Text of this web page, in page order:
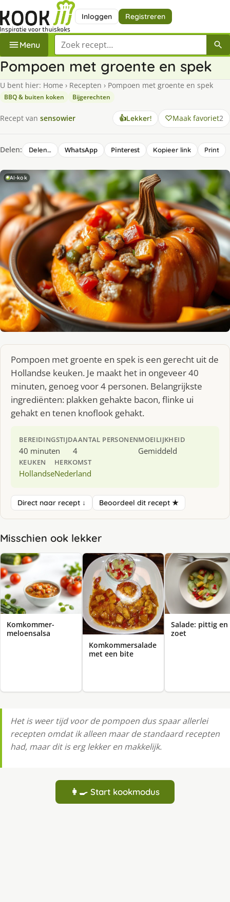
Inloggen Registreren
Menu Zoek een recept
Pompoen met groente en spek
U bent hier: Home › Recepten › Pompoen met groente en spek
BBQ & buiten koken Bijgerechten
Recept van sensowier 👍Lekker! Maak favoriet2
Delen: Delen… WhatsApp Pinterest Kopieer link Print
AI-kok
Pompoen met groente en spek is een gerecht uit de
Hollandse keuken. Je maakt het in ongeveer 40
minuten, genoeg voor 4 personen. Belangrijkste
ingrediënten: plakken gehakte bacon, flinke ui
gehakt en tenen knoflook gehakt.
BEREIDINGSTIJD
40 minuten
AANTAL PERSONEN
4
MOEILIJKHEID
Gemiddeld
KEUKEN
Hollandse
HERKOMST
Nederland
Direct naar recept ↓ Beoordeel dit recept ★
Misschien ook lekker
Komkommer-
meloensalsa
Komkommersalade
met een bite
Salade: pittig en
zoet
Het is weer tijd voor de pompoen dus spaar allerlei
recepten omdat ik alleen maar de standaard recepten
had, maar dit is erg lekker en makkelijk.
👩‍🍳 Start kookmodus